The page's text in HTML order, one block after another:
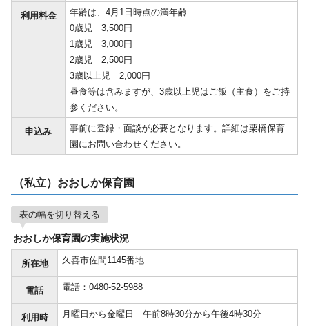
利用料金
年齢は、4月1日時点の満年齢
0歳児 3,500円
1歳児 3,000円
2歳児 2,500円
3歳以上児 2,000円
昼食等は含みますが、3歳以上児はご飯（主食）をご持
参ください。
申込み
事前に登録・面談が必要となります。詳細は栗橋保育
園にお問い合わせください。
（私立）おおしか保育園
表の幅を切り替える
おおしか保育園の実施状況
所在地 久喜市佐間1145番地
電話 電話：0480-52-5988
利用時
月曜日から金曜日 午前8時30分から午後4時30分